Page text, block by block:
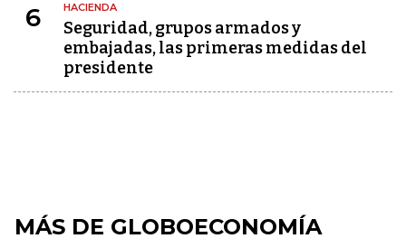
6 HACIENDA
Seguridad, grupos armados y
embajadas, las primeras medidas del
presidente
MÁS DE GLOBOECONOMÍA